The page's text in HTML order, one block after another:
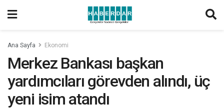
Ana Sayfa Ekonomi
Merkez Bankası başkan
yardımcıları görevden alındı, üç
yeni isim atandı